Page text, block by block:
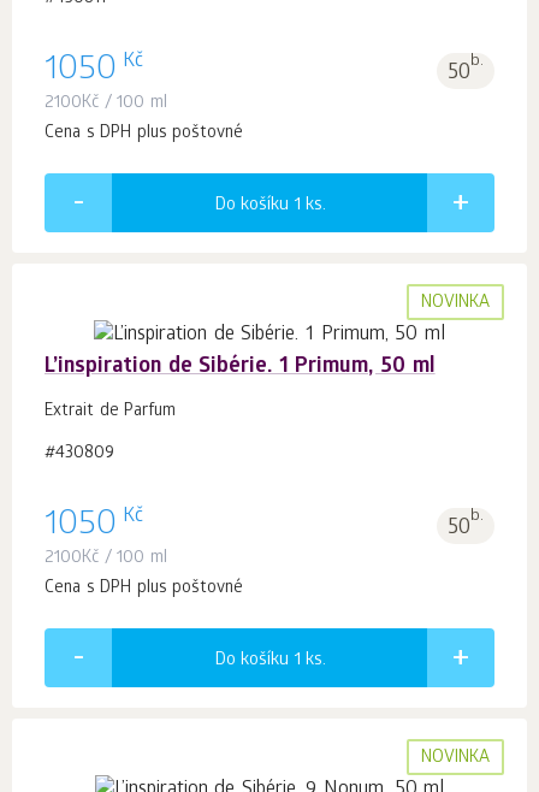
1050 Kč 50b.
2100Kč / 100 ml
Cena s DPH plus poštovné
Do košíku 1 ks.
NOVINKA
L’inspiration de Sibérie. 1 Primum, 50 ml
Extrait de Parfum
#430809
1050 Kč 50b.
2100Kč / 100 ml
Cena s DPH plus poštovné
Do košíku 1 ks.
NOVINKA